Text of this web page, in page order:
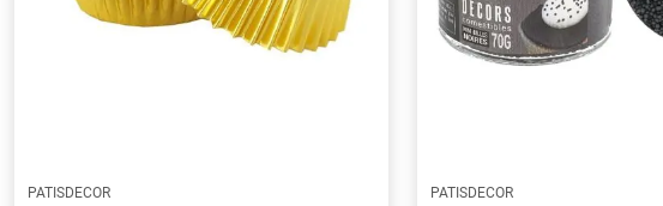
PATISDECOR
PATISDECOR